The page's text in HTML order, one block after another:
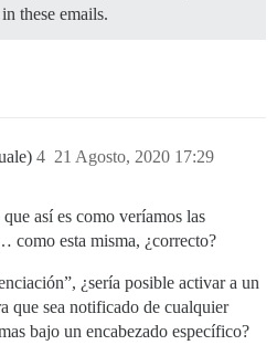
these emails.
21 Agosto, 2020 17:29
4
así es como veríamos las
como esta misma, ¿correcto?
¿sería posible activar a un
que sea notificado de cualquier
bajo un encabezado específico?